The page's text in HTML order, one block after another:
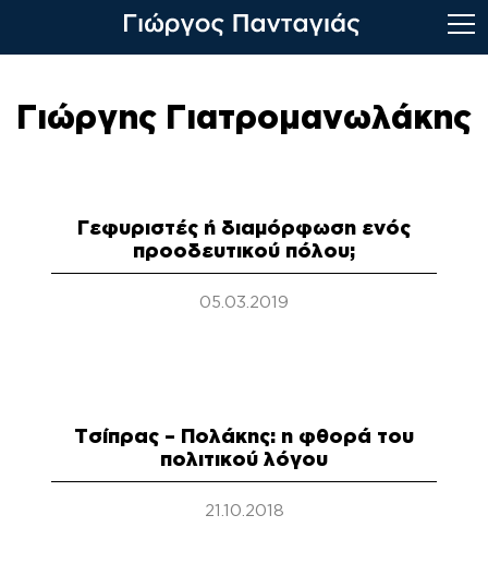
content
Γιώργης Γιατρομανωλάκης
Γεφυριστές ή διαμόρφωση ενός
προοδευτικού πόλου;
05.03.2019
Τσίπρας – Πολάκης: η φθορά του
πολιτικού λόγου
21.10.2018